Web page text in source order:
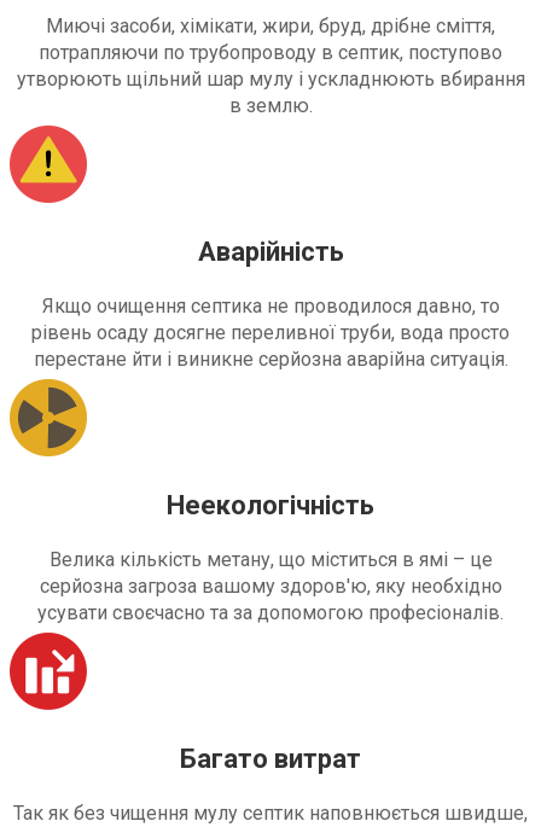
Миючі засоби, хімікати, жири, бруд, дрібне сміття,
потрапляючи по трубопроводу в септик, поступово
утворюють щільний шар мулу і ускладнюють вбирання
в землю.
Аварійність
Якщо очищення септика не проводилося давно, то
рівень осаду досягне переливної труби, вода просто
перестане йти і виникне серйозна аварійна ситуація.
Неекологічність
Велика кількість метану, що міститься в ямі – це
серйозна загроза вашому здоров'ю, яку необхідно
усувати своєчасно та за допомогою професіоналів.
Багато витрат
Так як без чищення мулу септик наповнюється швидше,